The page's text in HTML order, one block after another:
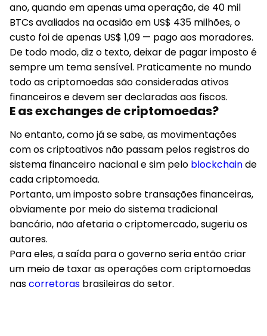
ano, quando em apenas uma operação, de 40 mil
BTCs avaliados na ocasião em US$ 435 milhões, o
custo foi de apenas US$ 1,09 — pago aos moradores.
De todo modo, diz o texto, deixar de pagar imposto é
sempre um tema sensível. Praticamente no mundo
todo as criptomoedas são consideradas ativos
financeiros e devem ser declaradas aos fiscos.
E as exchanges de criptomoedas?
No entanto, como já se sabe, as movimentações
com os criptoativos não passam pelos registros do
sistema financeiro nacional e sim pelo blockchainde
cada criptomoeda.
Portanto, um imposto sobre transações financeiras,
obviamente por meio do sistema tradicional
bancário, não afetaria o criptomercado, sugeriu os
autores.
Para eles, a saída para o governo seria então criar
um meio de taxar as operações com criptomoedas
nascorretoras brasileiras do setor.